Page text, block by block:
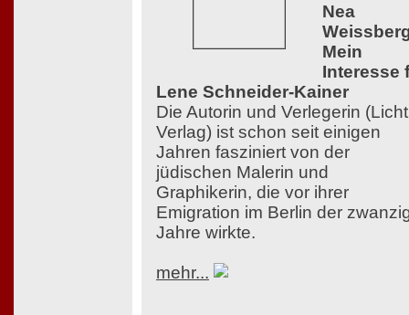
Nea
Mein
Interesse
Lene Schneider-Kainer
Die Autorin und Verlegerin
Verlag) ist schon seit einigen
Jahren fasziniert von der
jüdischen Malerin und
Graphikerin, die vor ihrer
Emigration im Berlin der
Jahre wirkte.
mehr...